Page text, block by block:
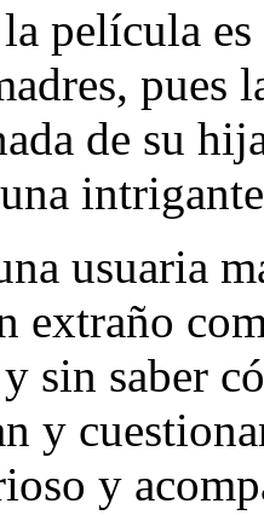
película
pues
de su
usuaria
extraño
sin saber
y
y